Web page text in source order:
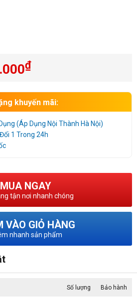
₫
khuyến mãi:
(Áp Dụng Nội Thành Hà Nội)
1 Trong 24h
MUA NGAY
tận nơi nhanh chóng
VÀO GIỎ HÀNG
nhanh sản phẩm
Số lượng Bảo hành